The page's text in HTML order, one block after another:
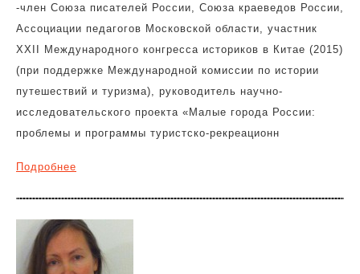
-член Союза писателей России, Союза краеведов России,
Ассоциации педагогов Московской области, участник
XXII Международного конгресса историков в Китае (2015)
(при поддержке Международной комиссии по истории
путешествий и туризма), руководитель научно-
исследовательского проекта «Малые города России:
проблемы и программы туристско-рекреационн
Подробнее